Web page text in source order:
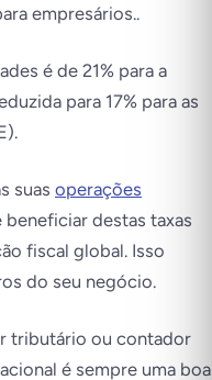
empresários..
é de 21% para a
para 17% para as
suas operações
beneficiar destas taxas
fiscal global. Isso
do seu negócio.
tributário ou contador
é sempre uma boa